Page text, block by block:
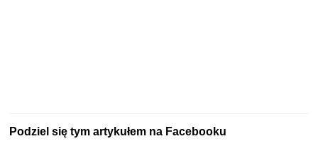
Podziel się tym artykułem na Facebooku